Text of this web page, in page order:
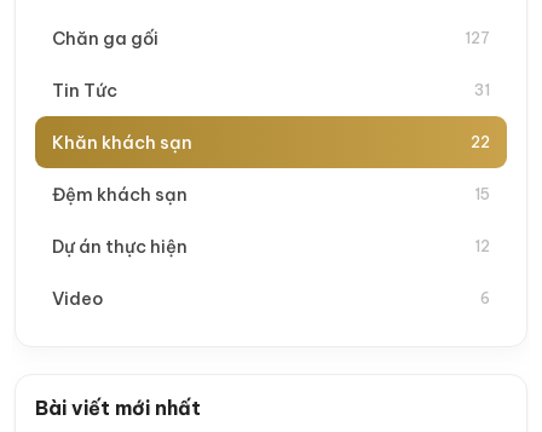
Chăn ga gối 127
Tin Tức 31
Khăn khách sạn 22
Đệm khách sạn 15
Dự án thực hiện 12
Video 6
Bài viết mới nhất